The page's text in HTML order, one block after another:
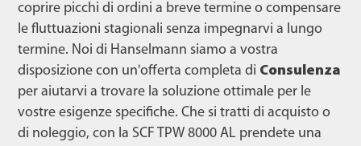
coprire picchi di ordini a breve termine o compensare
le fluttuazioni stagionali senza impegnarvi a lungo
termine. Noi di Hanselmann siamo a vostra
disposizione con un'offerta completa di Consulenza
per aiutarvi a trovare la soluzione ottimale per le
vostre esigenze specifiche. Che si tratti di acquisto o
di noleggio, con la SCF TPW 8000 AL prendete una